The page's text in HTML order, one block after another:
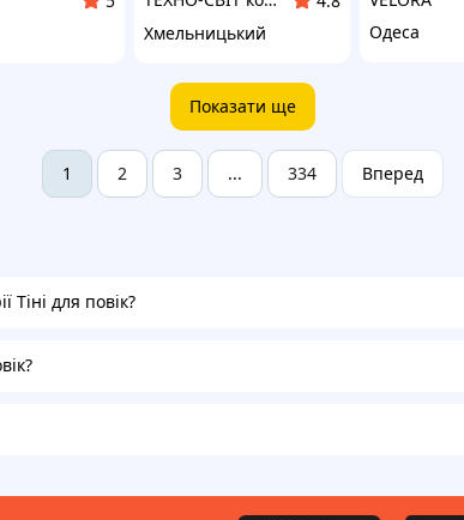
Хмельницький
Одеса
Показати ще
1 2 3 ... 334 Вперед
Тіні для повік?